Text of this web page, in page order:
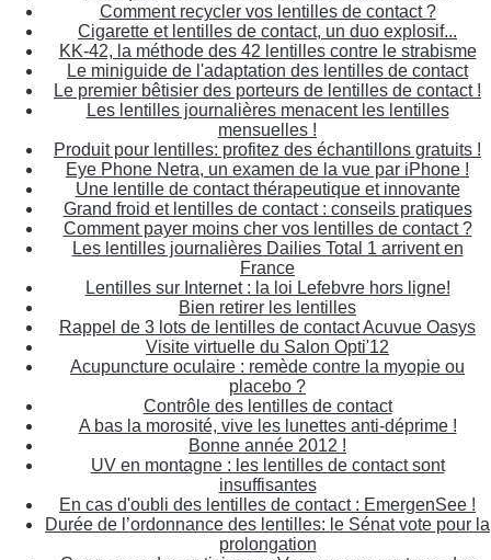
Comment recycler vos lentilles de contact ?
Cigarette et lentilles de contact, un duo explosif...
KK-42, la méthode des 42 lentilles contre le strabisme
Le miniguide de l'adaptation des lentilles de contact
Le premier bêtisier des porteurs de lentilles de contact !
Les lentilles journalières menacent les lentilles
mensuelles !
Produit pour lentilles: profitez des échantillons gratuits !
Eye Phone Netra, un examen de la vue par iPhone !
Une lentille de contact thérapeutique et innovante
Grand froid et lentilles de contact : conseils pratiques
Comment payer moins cher vos lentilles de contact ?
Les lentilles journalières Dailies Total 1 arrivent en
France
Lentilles sur Internet : la loi Lefebvre hors ligne!
Bien retirer les lentilles
Rappel de 3 lots de lentilles de contact Acuvue Oasys
Visite virtuelle du Salon Opti'12
Acupuncture oculaire : remède contre la myopie ou
placebo ?
Contrôle des lentilles de contact
A bas la morosité, vive les lunettes anti-déprime !
Bonne année 2012 !
UV en montagne : les lentilles de contact sont
insuffisantes
En cas d'oubli des lentilles de contact : EmergenSee !
Durée de l’ordonnance des lentilles: le Sénat vote pour la
prolongation